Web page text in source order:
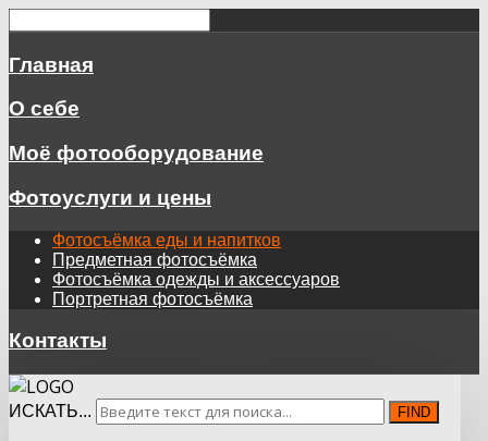
Главная
О себе
Моё фотооборудование
Фотоуслуги и цены
Фотосъёмка еды и напитков
Предметная фотосъёмка
Фотосъёмка одежды и аксессуаров
Портретная фотосъёмка
Контакты
ИСКАТЬ... FIND